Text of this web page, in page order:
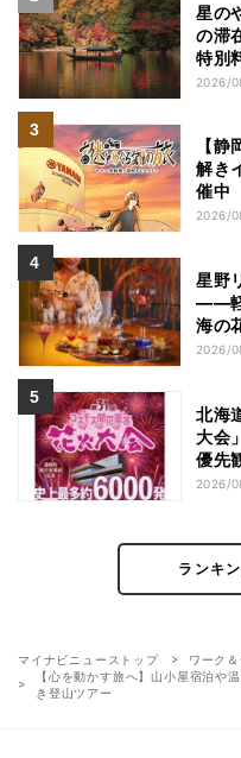
星の
の滞
特別
こな
2026/
【
解き
催中
2026/
星野
——軽
海の
役に
2026/
北海
大会
優先
2026/
ランキ
マイナビニューストップ ワーク
【心を動かす旅へ】山小屋宿泊や
き登山ツアー